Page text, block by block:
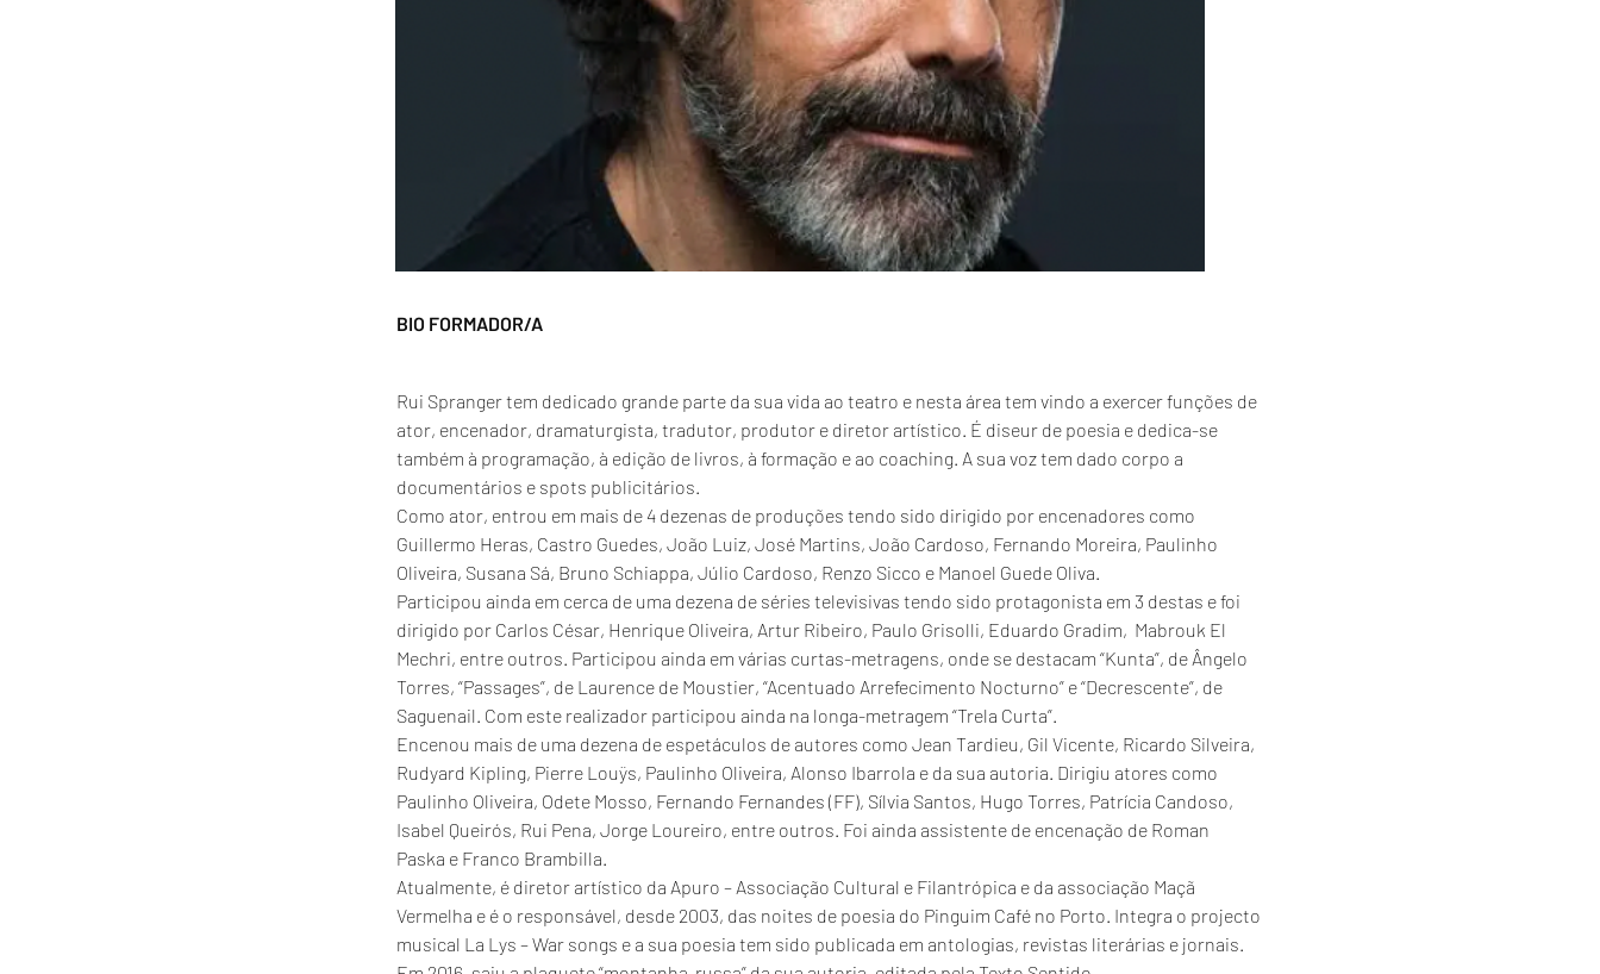
BIO FORMADOR/A
Rui Spranger tem dedicado grande parte da sua vida ao teatro e nesta área tem vindo a exercer funções de
ator, encenador, dramaturgista, tradutor, produtor e diretor artístico. É diseur de poesia e dedica-se
também à programação, à edição de livros, à formação e ao coaching. A sua voz tem dado corpo a
documentários e spots publicitários.
Como ator, entrou em mais de 4 dezenas de produções tendo sido dirigido por encenadores como
Guillermo Heras, Castro Guedes, João Luiz, José Martins, João Cardoso, Fernando Moreira, Paulinho
Oliveira, Susana Sá, Bruno Schiappa, Júlio Cardoso, Renzo Sicco e Manoel Guede Oliva.
Participou ainda em cerca de uma dezena de séries televisivas tendo sido protagonista em 3 destas e foi
dirigido por Carlos César, Henrique Oliveira, Artur Ribeiro, Paulo Grisolli, Eduardo Gradim,  Mabrouk El
Mechri, entre outros. Participou ainda em várias curtas-metragens, onde se destacam “Kunta”, de Ângelo
Torres, “Passages”, de Laurence de Moustier, “Acentuado Arrefecimento Nocturno” e “Decrescente”, de
Saguenail. Com este realizador participou ainda na longa-metragem “Trela Curta”.
Encenou mais de uma dezena de espetáculos de autores como Jean Tardieu, Gil Vicente, Ricardo Silveira,
Rudyard Kipling, Pierre Louÿs, Paulinho Oliveira, Alonso Ibarrola e da sua autoria. Dirigiu atores como
Paulinho Oliveira, Odete Mosso, Fernando Fernandes (FF), Sílvia Santos, Hugo Torres, Patrícia Candoso,
Isabel Queirós, Rui Pena, Jorge Loureiro, entre outros. Foi ainda assistente de encenação de Roman
Paska e Franco Brambilla.
Atualmente, é diretor artístico da Apuro – Associação Cultural e Filantrópica e da associação Maçã
Vermelha e é o responsável, desde 2003, das noites de poesia do Pinguim Café no Porto. Integra o projecto
musical La Lys – War songs e a sua poesia tem sido publicada em antologias, revistas literárias e jornais.